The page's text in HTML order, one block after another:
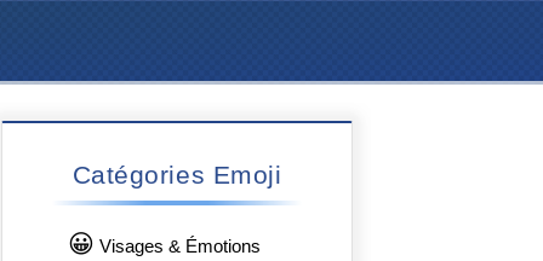
Catégories Emoji
😀 Visages & Émotions